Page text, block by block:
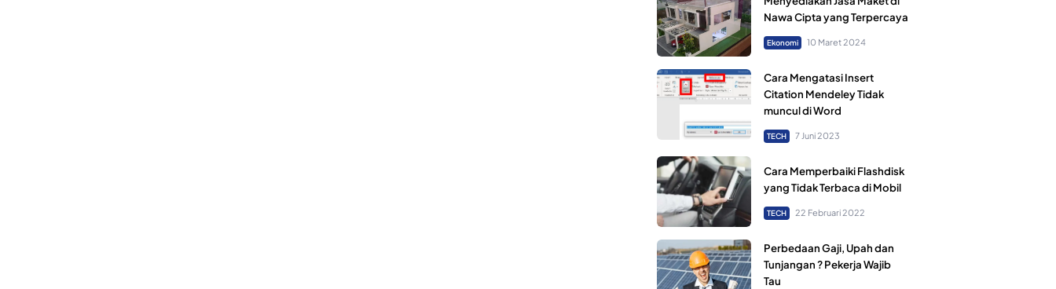
Nawa Cipta yang Terpercaya
Ekonomi 10 Maret 2024
Cara Mengatasi Insert
Citation Mendeley Tidak
muncul di Word
TECH 7 Juni 2023
Cara Memperbaiki Flashdisk
yang Tidak Terbaca di Mobil
TECH 22 Februari 2022
Perbedaan Gaji, Upah dan
Tunjangan ? Pekerja Wajib
Tau